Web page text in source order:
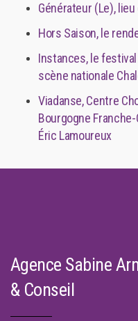
Générateur (Le),
Hors Saison, le
Instances, le
scène nationale
Viadanse, Centre
Bourgogne
Éric Lamoureux
Agence Sabine
& Conseil